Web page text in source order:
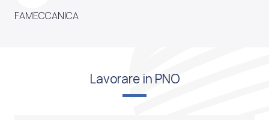
FAMECCANICA
Lavorare in PNO